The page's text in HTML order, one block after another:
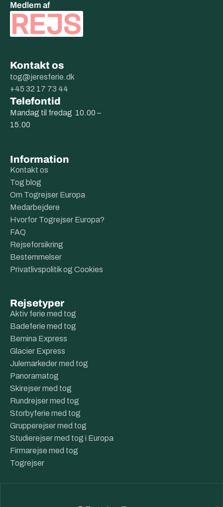
Medlem af
Kontakt os
tog@jeresferie.dk
+45 32 17 73 44
Telefontid
Mandag til fredag 10.00 –
15.00
Information
Kontakt os
Tog blog
Om Togrejser Europa
Medarbejdere
Hvorfor Togrejser Europa?
FAQ
Rejseforsikring
Bestemmelser
Privatlivspolitik og Cookies
Rejsetyper
Aktiv ferie med tog
Badeferie med tog
Bernina Express
Glacier Express
Julemarkeder med tog
Panoramatog
Skirejser med tog
Rundrejser med tog
Storbyferie med tog
Grupperejser med tog
Studierejser med tog i Europa
Firmarejse med tog
Togrejser